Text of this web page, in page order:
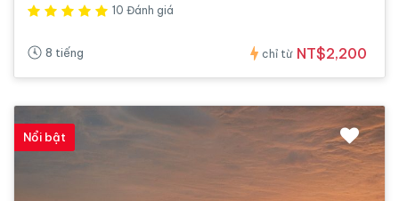
10 Đánh giá
8 tiếng chỉ từ NT$2,200
Nổi bật